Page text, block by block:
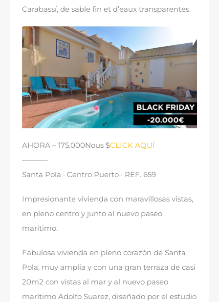
Carabassí, de sable fin et d’eaux transparentes.
AHORA – 175.000Nous $CLICK AQUÍ
———–
Santa Pola · Centro Puerto · REF. 659
Impresionante vivienda con maravillosas vistas,
en pleno centro y junto al nuevo paseo
marítimo.
Fabulosa vivienda en pleno corazón de Santa
Pola, muy amplia y con una gran terraza de casi
20m2 con vistas al mar y al nuevo paseo
marítimo Adolfo Suarez, diseñado por el estudio